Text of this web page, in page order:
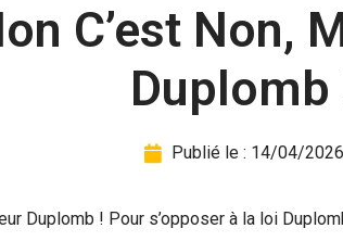
C’est Non,
Duplomb
Publié le : 14/04/2026
Duplomb ! Pour s’opposer à la loi